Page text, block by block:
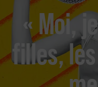
« Moi,
filles,